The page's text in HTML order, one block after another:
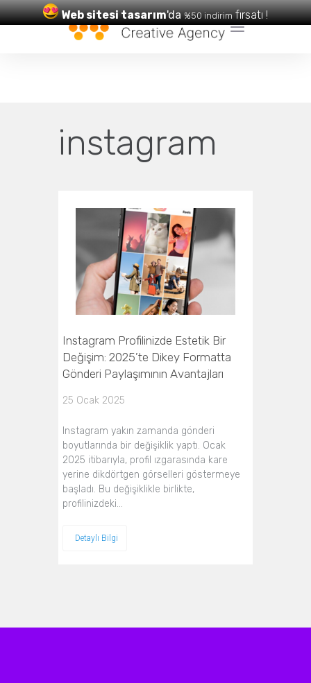
Web sitesi tasarım'da %50 indirim fırsatı !
Web TasarımveSEOHizmetleri
instagram
Instagram Profilinizde Estetik Bir
Değişim: 2025’te Dikey Formatta
Gönderi Paylaşımının Avantajları
25 Ocak 2025
Instagram yakın zamanda gönderi
boyutlarında bir değişiklik yaptı. Ocak
2025 itibarıyla, profil ızgarasında kare
yerine dikdörtgen görselleri göstermeye
başladı. Bu değişiklikle birlikte,
profilinizdeki…
Detaylı Bilgi